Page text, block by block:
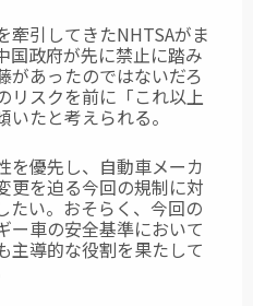
牽引してきたNHTSAがま
国政府が先に禁止に踏み
があったのではないだろ
リスクを前に「これ以上
たと考えられる。
を優先し、自動車メーカ
更を迫る今回の規制に対
たい。おそらく、今回の
ー車の安全基準において
主導的な役割を果たして